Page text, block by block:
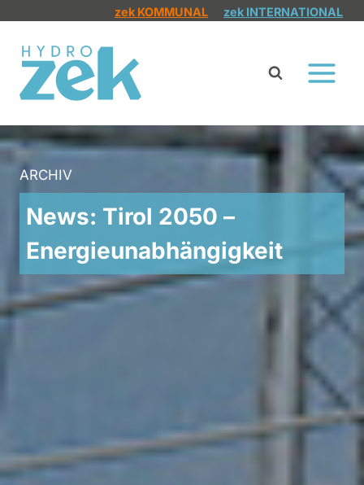
springen
zek KOMMUNAL zek INTERNATIONAL
ARCHIV
News: Tirol 2050 –
Energieunabhängigkeit